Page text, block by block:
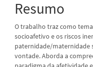
artigo
principal
Resumo
O trabalho traz como
socioafetivo e os riscos
paternidade/maternidade
vontade. Aborda a